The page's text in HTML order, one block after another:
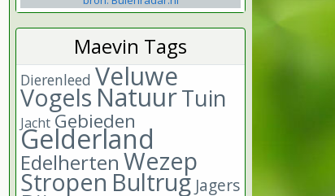
Maevin Tags
Dierenleed Veluwe
Vogels NatuurTuin
Jacht Gebieden
Gelderland
Edelherten Wezep
Stropen Bultrug Jagers